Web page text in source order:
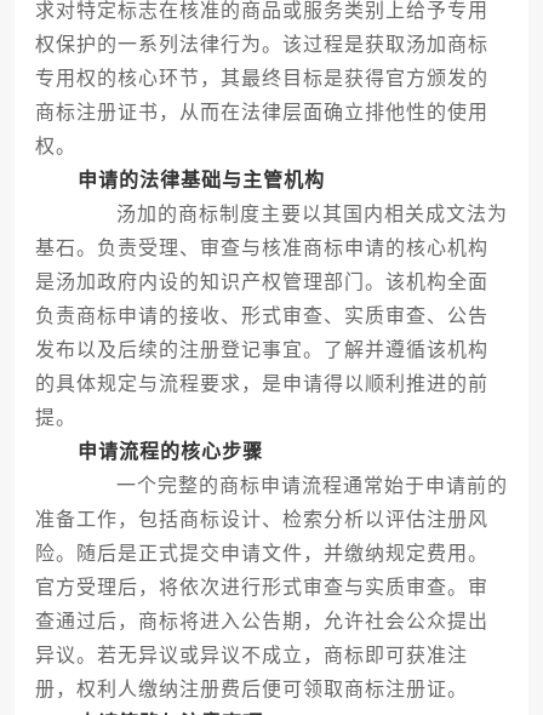
求对特定标志在核准的商品或服务类别上给予专用
权保护的一系列法律行为。该过程是获取汤加商标
专用权的核心环节，其最终目标是获得官方颁发的
商标注册证书，从而在法律层面确立排他性的使用
权。
申请的法律基础与主管机构
汤加的商标制度主要以其国内相关成文法为
基石。负责受理、审查与核准商标申请的核心机构
是汤加政府内设的知识产权管理部门。该机构全面
负责商标申请的接收、形式审查、实质审查、公告
发布以及后续的注册登记事宜。了解并遵循该机构
的具体规定与流程要求，是申请得以顺利推进的前
提。
申请流程的核心步骤
一个完整的商标申请流程通常始于申请前的
准备工作，包括商标设计、检索分析以评估注册风
险。随后是正式提交申请文件，并缴纳规定费用。
官方受理后，将依次进行形式审查与实质审查。审
查通过后，商标将进入公告期，允许社会公众提出
异议。若无异议或异议不成立，商标即可获准注
册，权利人缴纳注册费后便可领取商标注册证。